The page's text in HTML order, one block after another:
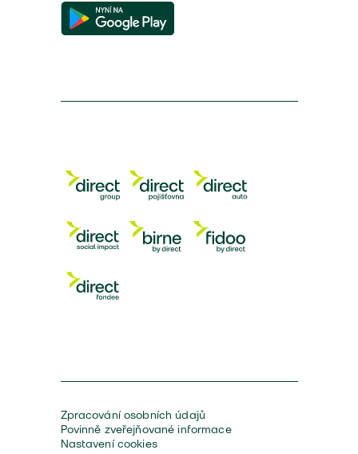
Zpracování osobních údajů
Povinně zveřejňované informace
Nastavení cookies